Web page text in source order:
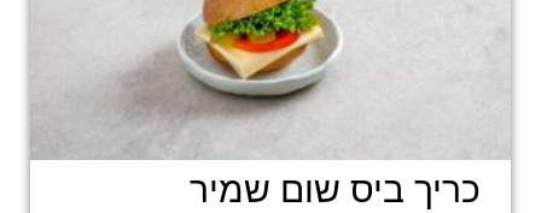
כריך ביס שום שמיר